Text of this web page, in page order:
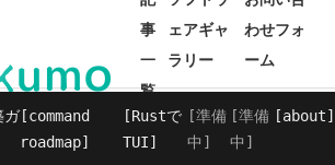
事
一
覧
ェアギャ
ラリー
わせフォ
ーム
ガ[command
roadmap]
[Rustで
TUI]
[準備
中]
[準備
中]
[about]